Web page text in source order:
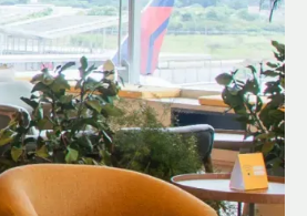
Nomad tem
mais
benefícios e vantagens
Internacional